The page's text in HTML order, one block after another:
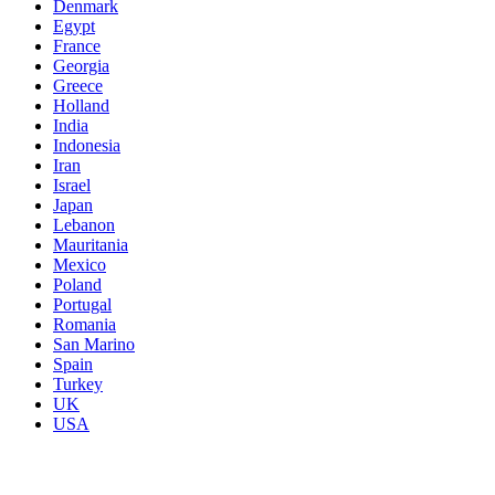
Denmark
Egypt
France
Georgia
Greece
Holland
India
Indonesia
Iran
Israel
Japan
Lebanon
Mauritania
Mexico
Poland
Portugal
Romania
San Marino
Spain
Turkey
UK
USA